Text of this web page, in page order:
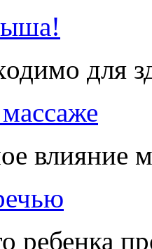
для
влияние
ребенка